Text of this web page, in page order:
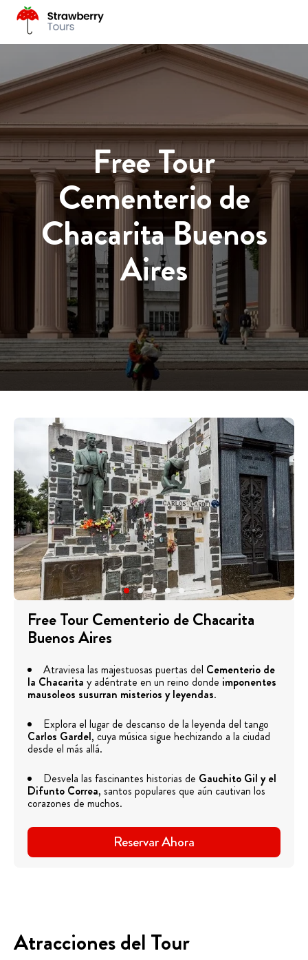
Free Tour
Cementerio de
Chacarita Buenos
Aires
Free Tour Cementerio de Chacarita
Buenos Aires
Atraviesa las majestuosas puertas del Cementerio de
la Chacarita y adéntrate en un reino donde imponentes
mausoleos susurran misterios y leyendas.
Explora el lugar de descanso de la leyenda del tango
Carlos Gardel, cuya música sigue hechizando a la ciudad
desde el más allá.
Desvela las fascinantes historias de Gauchito Gil y el
Difunto Correa, santos populares que aún cautivan los
corazones de muchos.
Reservar Ahora
Atracciones del Tour